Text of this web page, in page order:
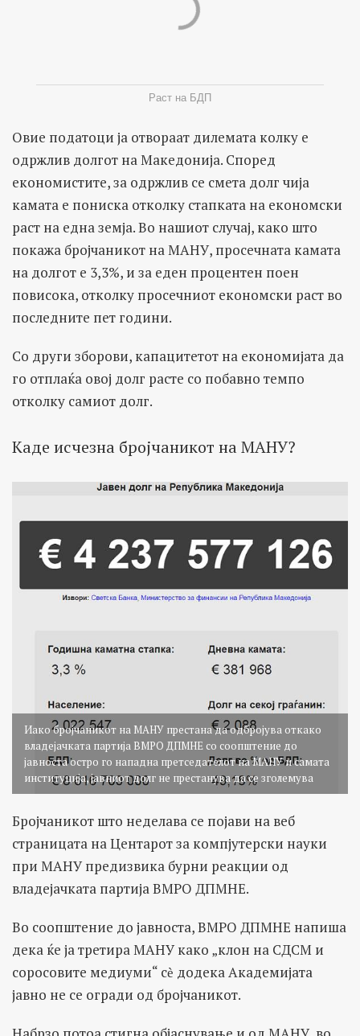
Раст на БДП
Овие податоци ја отвораат дилемата колку е
одржлив долгот на Македонија. Според
економистите, за одржлив се смета долг чија
камата е пониска отколку стапката на економски
раст на една земја. Во нашиот случај, како што
покажа бројчаникот на МАНУ, просечната камата
на долгот е 3,3%, и за еден процентен поен
повисока, отколку просечниот економски раст во
последните пет години.
Со други зборови, капацитетот на економијата да
го отплаќа овој долг расте со побавно темпо
отколку самиот долг.
Каде исчезна бројчаникот на МАНУ?
Иако бројчаникот на МАНУ престана да одбројува откако
владејачката партија ВМРО ДПМНЕ со соопштение до
јавноста остро го нападна претседателот на МАНУ и самата
институција, јавниот долг не престанува да се зголемува
Бројчаникот што неделава се појави на веб
страницата на Центарот за компјутерски науки
при МАНУ предизвика бурни реакции од
владејачката партија ВМРО ДПМНЕ.
Во соопштение до јавноста, ВМРО ДПМНЕ напиша
дека ќе ја третира МАНУ како „клон на СДСМ и
соросовите медиуми“ сѐ додека Академијата
јавно не се огради од бројчаникот.